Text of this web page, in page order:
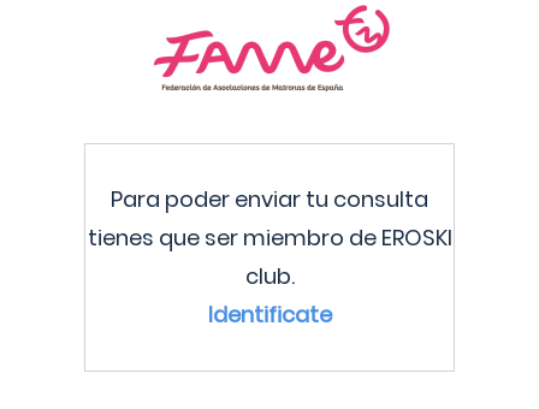
Para poder enviar tu consulta
tienes que ser miembro de EROSKI
club.
Identificate